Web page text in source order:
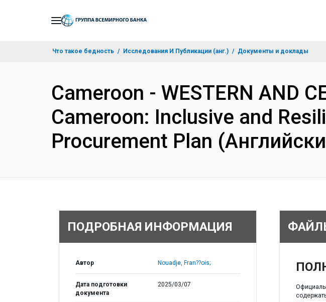
Что такое бедность Исследования И Публикации (анг.) Документы и доклады
Cameroon - WESTERN AND
Cameroon: Inclusive and
Procurement Plan
ПОДРОБНАЯ ИНФОРМАЦИЯ
Автор Nouadje, Fran??ois;
Дата подготовки
документа
2025/03/07